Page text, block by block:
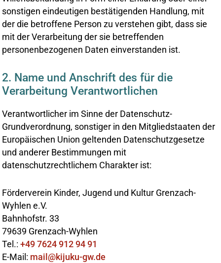
sonstigen eindeutigen bestätigenden Handlung, mit
der die betroffene Person zu verstehen gibt, dass sie
mit der Verarbeitung der sie betreffenden
personenbezogenen Daten einverstanden ist.
2. Name und Anschrift des für die
Verarbeitung Verantwortlichen
Verantwortlicher im Sinne der Datenschutz-
Grundverordnung, sonstiger in den Mitgliedstaaten der
Europäischen Union geltenden Datenschutzgesetze
und anderer Bestimmungen mit
datenschutzrechtlichem Charakter ist:
Förderverein Kinder, Jugend und Kultur Grenzach-
Wyhlen e.V.
Bahnhofstr. 33
79639 Grenzach-Wyhlen
Tel.:+49 7624 912 94 91
E-Mail: mail@kijuku-gw.de